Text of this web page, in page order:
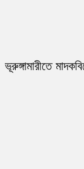
ভূরুঙ্গামারীতে